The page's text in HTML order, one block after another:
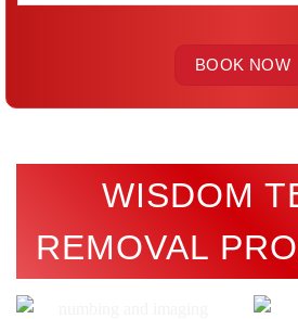
WISDOM
REMOVAL